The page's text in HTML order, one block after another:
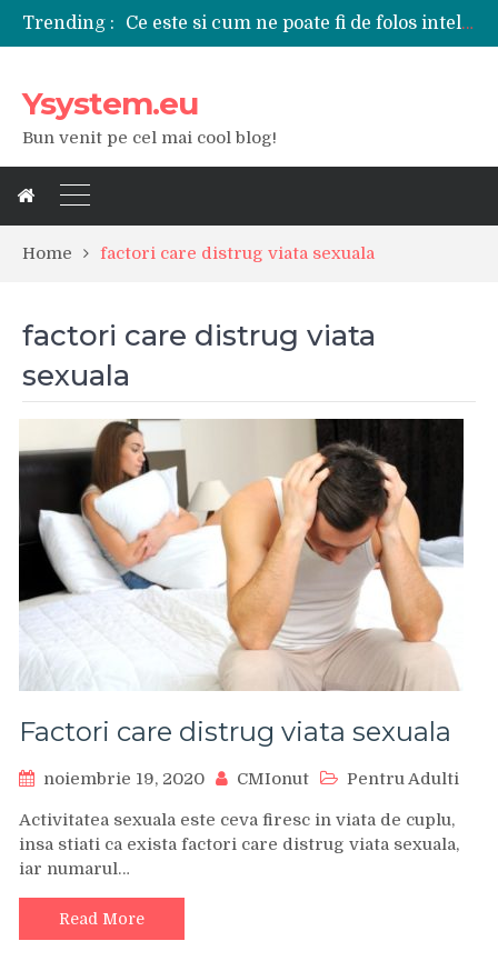
Trending :
Ce este si cum ne poate fi de folos inteligenta artificiala?
Tipuri de polizoare de care este nevoie intr-un atelier
Cele mai bune smartphone-uri lansate in anul 2024
Ysystem.eu
Bun venit pe cel mai cool blog!
Home factori care distrug viata sexuala
factori care distrug viata
sexuala
Factori care distrug viata sexuala
noiembrie 19, 2020 CMIonut Pentru Adulti
Activitatea sexuala este ceva firesc in viata de cuplu,
insa stiati ca exista factori care distrug viata sexuala,
iar numarul…
Read More